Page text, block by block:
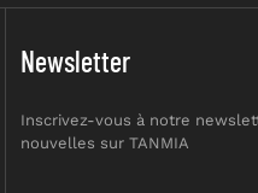
Newsletter
Inscrivez-vous à notre
nouvelles sur TANMIA